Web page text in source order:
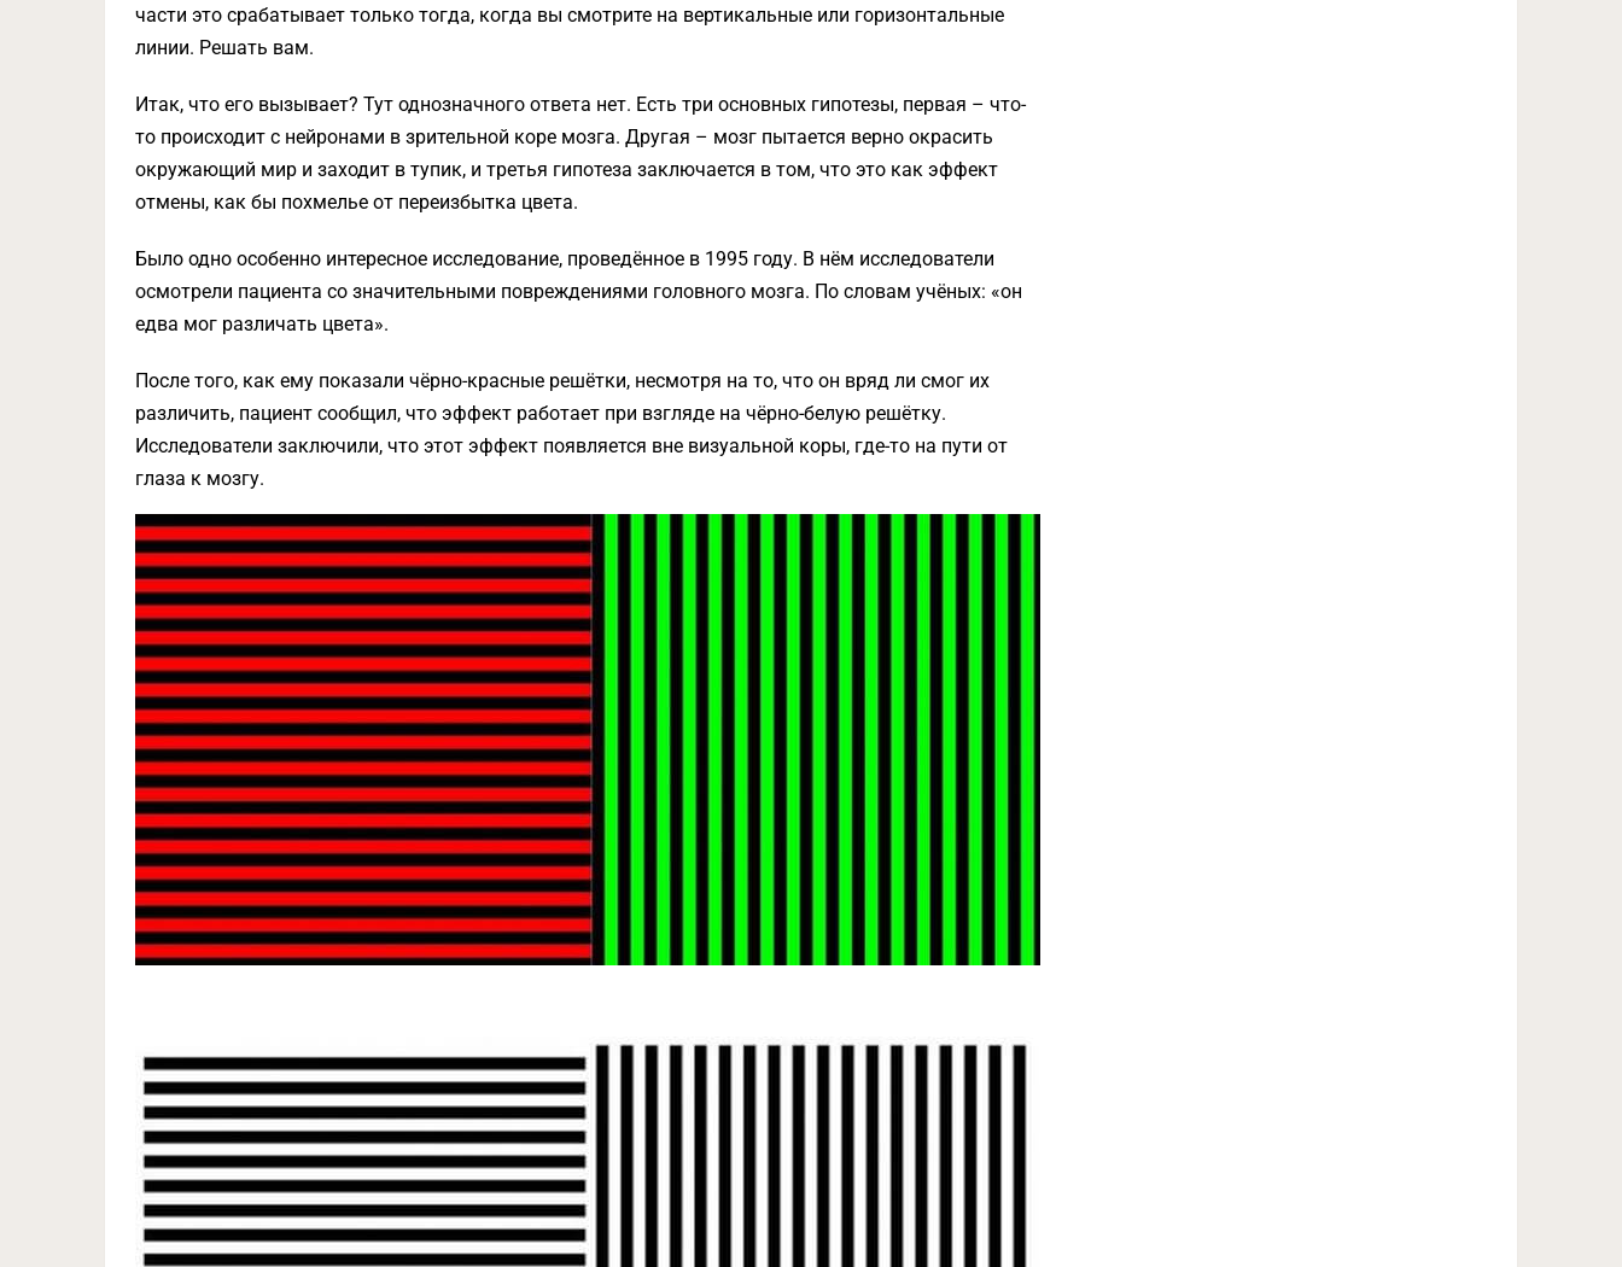
части это срабатывает только тогда, когда вы смотрите на вертикальные или горизонтальные
линии. Решать вам.
Итак, что его вызывает? Тут однозначного ответа нет. Есть три основных гипотезы, первая – что-
то происходит с нейронами в зрительной коре мозга. Другая – мозг пытается верно окрасить
окружающий мир и заходит в тупик, и третья гипотеза заключается в том, что это как эффект
отмены, как бы похмелье от переизбытка цвета.
Было одно особенно интересное исследование, проведённое в 1995 году. В нём исследователи
осмотрели пациента со значительными повреждениями головного мозга. По словам учёных: «он
едва мог различать цвета».
После того, как ему показали чёрно-красные решётки, несмотря на то, что он вряд ли смог их
различить, пациент сообщил, что эффект работает при взгляде на чёрно-белую решётку.
Исследователи заключили, что этот эффект появляется вне визуальной коры, где-то на пути от
глаза к мозгу.